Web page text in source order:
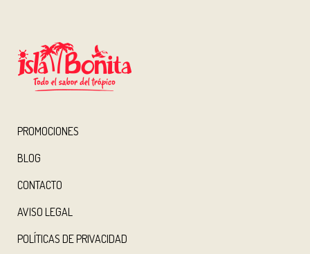
PROMOCIONES
BLOG
CONTACTO
AVISO LEGAL
POLÍTICAS DE PRIVACIDAD